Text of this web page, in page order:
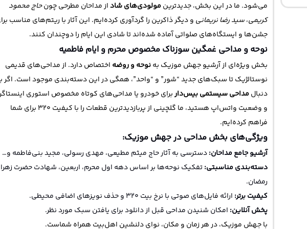
می‌شود. ما در این بخش، جدیدترینمولودی‌های شاداز مداحان مطرحی چونحاج محمود
کریمی،سید رضا نریمانی و دیگر ذاکرین را گردآوری کرده‌ایم. این آثار با ریتم‌های مناسب
جشن‌ها و ایستگاه‌های صلواتی آماده شده‌اند تا شادی این ایام را دوچندان کنند.
نوحه و مداحی غمگین سوزناک مخصوص محرم و ایام فاطمیه
بخش ویژه‌ای از آرشیو جهش موزیک بهنوحه و روضه اختصاص دارد. از مداحی‌های قدیمی
نوستالژیک تا سبک‌های جدید “شور” و “واحد”، همگی در این دسته‌بندی موجود است. اگر
دنبالمداحی سیستمی بیس‌داربرای خودرو یا مداحی‌های کوتاه مخصوص استوری
و وضعیت واتس‌اپ هستید، ما گلچینی از پربازدیدترین قطعات را با کیفیت ۳۲۰ برای شما
فراهم کرده‌ایم.
ویژگی‌های بخش مداحی در جهش موزیک:
آرشیو جامع مداحان:دسترسی به آثار حاج میثم مطیعی، مهدی رسولی، مجید بنی‌فاطمه و…
دسته‌بندی مناسبتی:تفکیک نوحه‌ها بر اساس دهه اول محرم، اربعین، شهادت حضرت
رمضان.
کیفیت برتر: ارائه فایل‌های صوتی با نرخ بیت ۳۲۰ و حذف نویزهای اضافی محیطی.
پخش آنلاین: امکان شنیدن مداحی قبل از دانلود برای یافتن سبک مورد نظر.
با جهش موزیک، در هر زمان و مکان، نوای دلنشین اهل‌بیت همراه شماست.